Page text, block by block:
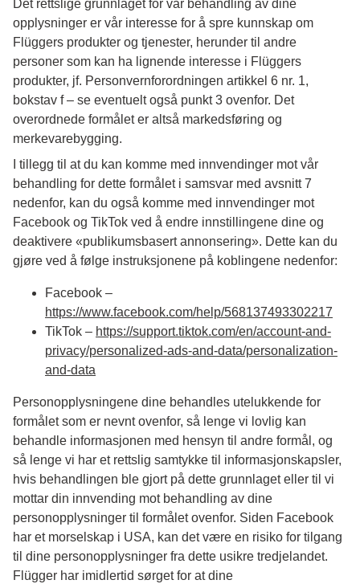
Det rettslige grunnlaget for vår behandling av dine
opplysninger er vår interesse for å spre kunnskap om
Flüggers produkter og tjenester, herunder til andre
personer som kan ha lignende interesse i Flüggers
produkter, jf. Personvernforordningen artikkel 6 nr. 1,
bokstav f – se eventuelt også punkt 3 ovenfor. Det
overordnede formålet er altså markedsføring og
merkevarebygging.
I tillegg til at du kan komme med innvendinger mot vår
behandling for dette formålet i samsvar med avsnitt 7
nedenfor, kan du også komme med innvendinger mot
Facebook og TikTok ved å endre innstillingene dine og
deaktivere «publikumsbasert annonsering». Dette kan du
gjøre ved å følge instruksjonene på koblingene nedenfor:
Facebook –
https://www.facebook.com/help/568137493302217
TikTok – https://support.tiktok.com/en/account-and-
privacy/personalized-ads-and-data/personalization-
and-data
Personopplysningene dine behandles utelukkende for
formålet som er nevnt ovenfor, så lenge vi lovlig kan
behandle informasjonen med hensyn til andre formål, og
så lenge vi har et rettslig samtykke til informasjonskapsler,
hvis behandlingen ble gjort på dette grunnlaget eller til vi
mottar din innvending mot behandling av dine
personopplysninger til formålet ovenfor. Siden Facebook
har et morselskap i USA, kan det være en risiko for tilgang
til dine personopplysninger fra dette usikre tredjelandet.
Flügger har imidlertid sørget for at dine